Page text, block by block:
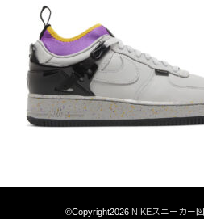
©Copyright2026 NIKEスニーカー